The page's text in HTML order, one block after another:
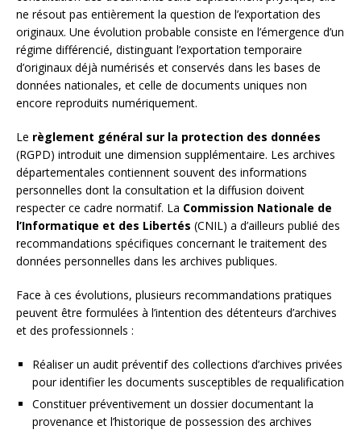
ne résout pas entièrement la question de l’exportation des
originaux. Une évolution probable consiste en l’émergence d’un
régime différencié, distinguant l’exportation temporaire
d’originaux déjà numérisés et conservés dans les bases de
données nationales, et celle de documents uniques non
encore reproduits numériquement.
Le règlement général sur la protection des données
(RGPD) introduit une dimension supplémentaire. Les archives
départementales contiennent souvent des informations
personnelles dont la consultation et la diffusion doivent
respecter ce cadre normatif. La Commission Nationale de
l’Informatique et des Libertés (CNIL) a d’ailleurs publié des
recommandations spécifiques concernant le traitement des
données personnelles dans les archives publiques.
Face à ces évolutions, plusieurs recommandations pratiques
peuvent être formulées à l’intention des détenteurs d’archives
et des professionnels :
Réaliser un audit préventif des collections d’archives privées
pour identifier les documents susceptibles de requalification
Constituer préventivement un dossier documentant la
provenance et l’historique de possession des archives